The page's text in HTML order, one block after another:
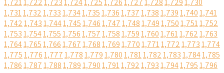
1,7211,7221,7231,7241,7251,7261,7271,7281,7291,730
1,7311,7321,7331,7341,7351,7361,7371,7381,7391,7401,741
1,7421,7431,7441,7451,7461,7471,7481,7491,7501,7511,752
1,7531,7541,7551,7561,7571,7581,7591,7601,7611,7621,763
1,7641,7651,7661,7671,7681,7691,7701,7711,7721,7731,774
1,7751,7761,7771,7781,7791,7801,7811,7821,7831,7841,785
1,7861,7871,7881,7891,7901,7911,7921,7931,7941,7951,796